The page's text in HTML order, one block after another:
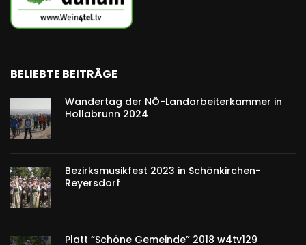
BELIEBTE BEITRÄGE
Wandertag der NÖ-Landarbeiterkammer in
Hollabrunn 2024
Bezirksmusikfest 2023 in Schönkirchen-
Reyersdorf
Platt “Schöne Gemeinde” 2018 w4tv129